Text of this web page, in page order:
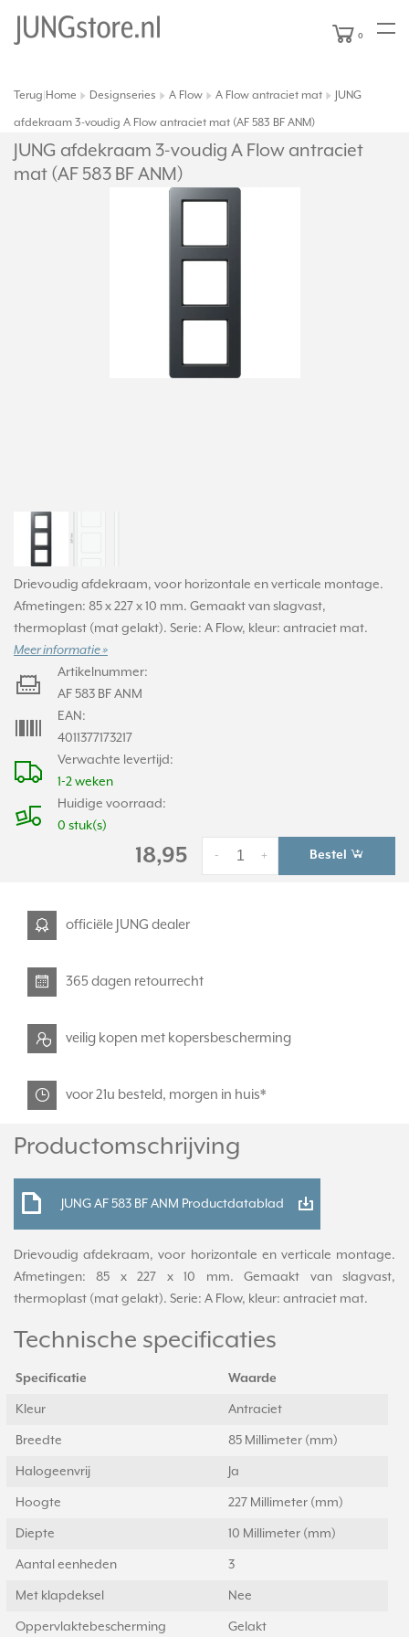
0
Terug Home Designseries A Flow A Flow antraciet mat
JUNG
afdekraam 3-voudig A Flow antraciet mat (AF 583 BF ANM)
JUNG afdekraam 3-voudig A Flow antraciet
mat (AF 583 BF ANM)
Drievoudig afdekraam, voor horizontale en verticale montage.
Afmetingen: 85 x 227 x 10 mm. Gemaakt van slagvast,
thermoplast (mat gelakt). Serie: A Flow, kleur: antraciet mat.
Meer informatie »
Verwachte levertijd:
1-2 weken
Huidige voorraad:
0 stuk(s)
Artikelnummer:
AF 583 BF ANM
EAN:
4011377173217
18,95 +
- Bestel
officiële JUNG dealer
365 dagen retourrecht
veilig kopen met kopersbescherming
voor 21u besteld, morgen in huis*
Productomschrijving
JUNG AF 583 BF ANM Productdatablad
Drievoudig afdekraam, voor horizontale en verticale montage.
Afmetingen: 85 x 227 x 10 mm. Gemaakt van slagvast,
thermoplast (mat gelakt). Serie: A Flow, kleur: antraciet mat.
Technische specificaties
Specificatie Waarde
Kleur Antraciet
Breedte 85 Millimeter (mm)
Halogeenvrij Ja
Hoogte 227 Millimeter (mm)
Diepte 10 Millimeter (mm)
Aantal eenheden 3
Met klapdeksel Nee
Oppervlaktebescherming Gelakt